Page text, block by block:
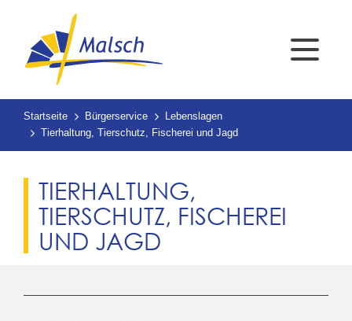
Startseite Bürgerservice
Lebenslagen
Tierhaltung, Tierschutz, Fischerei und Jagd
TIERHALTUNG,
TIERSCHUTZ, FISCHEREI
UND JAGD